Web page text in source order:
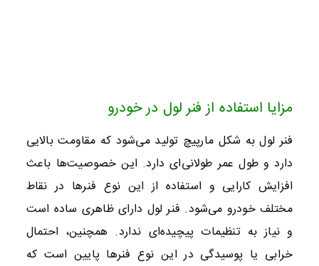
مزایا استفاده از فنر لول در خودرو
فنر لول به شکل مارپیچ تولید می‌شود که مقاومت بالایی
دارد و طول عمر طولانی‌ای دارد. این خصوصیت‌ها باعث
افزایش کارایی و استفاده از این نوع فنرها در نقاط
مختلف خودرو می‌شود. فنر لول دارای ظاهری ساده است
و نیاز به تنظیمات پیچیده‌ای ندارد. همچنین، احتمال
خرابی یا پوسیدگی در این نوع فنرها پایین است که